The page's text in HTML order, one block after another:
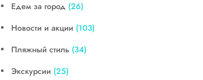
Едем за город (26)
Новости и акции (103)
Пляжный стиль (34)
Экскурсии (25)